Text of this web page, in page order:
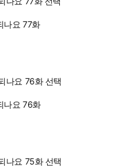
나요 77화
나요 76화 선택
나요 76화
나요 75화 선택